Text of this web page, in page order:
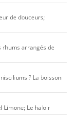
de douceurs;
rhums arrangés de
? La boisson
Limone; Le haloir